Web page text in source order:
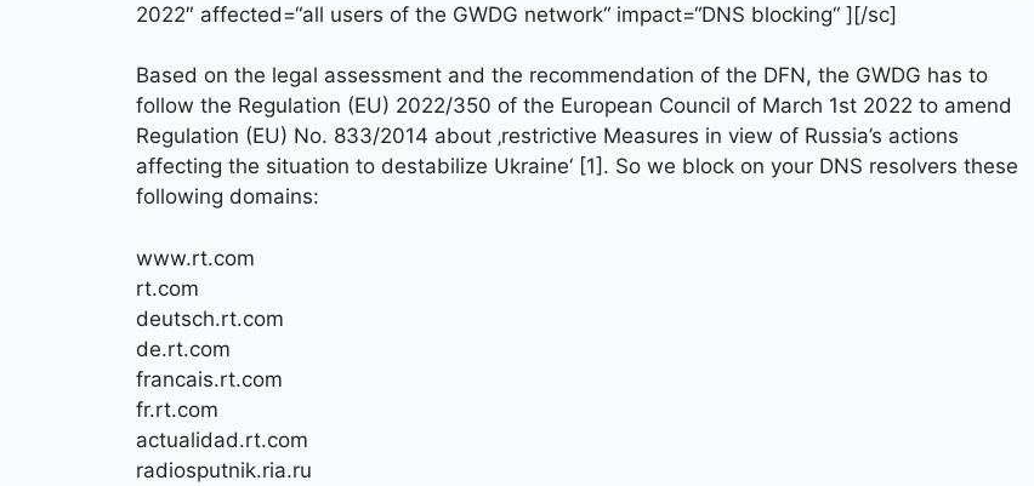
2022″ affected=“all users of the GWDG network“ impact=“DNS blocking“ ][/sc]
Based on the legal assessment and the recommendation of the DFN, the GWDG has to
follow the Regulation (EU) 2022/350 of the European Council of March 1st 2022 to amend
Regulation (EU) No. 833/2014 about ‚restrictive Measures in view of Russia’s actions
affecting the situation to destabilize Ukraine‘ [1]. So we block on your DNS resolvers these
following domains:
www.rt.com
rt.com
deutsch.rt.com
de.rt.com
francais.rt.com
fr.rt.com
actualidad.rt.com
radiosputnik.ria.ru